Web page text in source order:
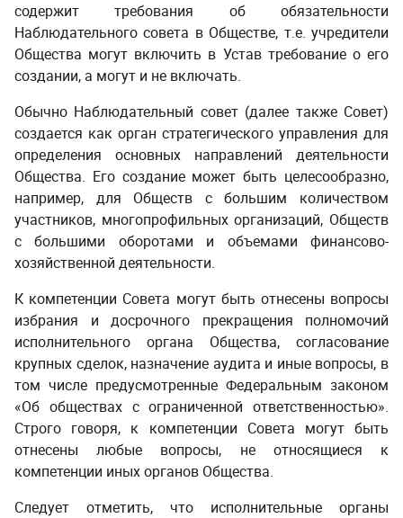
содержит требования об обязательности
Наблюдательного совета в Обществе, т.е. учредители
Общества могут включить в Устав требование о его
создании, а могут и не включать.
Обычно Наблюдательный совет (далее также Совет)
создается как орган стратегического управления для
определения основных направлений деятельности
Общества. Его создание может быть целесообразно,
например, для Обществ с большим количеством
участников, многопрофильных организаций, Обществ
с большими оборотами и объемами финансово-
хозяйственной деятельности.
К компетенции Совета могут быть отнесены вопросы
избрания и досрочного прекращения полномочий
исполнительного органа Общества, согласование
крупных сделок, назначение аудита и иные вопросы, в
том числе предусмотренные Федеральным законом
«Об обществах с ограниченной ответственностью».
Строго говоря, к компетенции Совета могут быть
отнесены любые вопросы, не относящиеся к
компетенции иных органов Общества.
Следует отметить, что исполнительные органы